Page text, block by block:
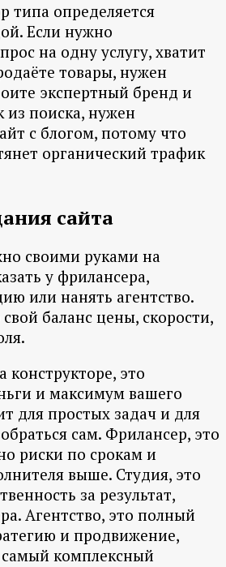
типа определяется
Если нужно
на одну услугу, хватит
товары, нужен
экспертный бренд и
из поиска, нужен
с блогом, потому что
органический трафик
сайта
своими руками на
у фрилансера,
или нанять агентство.
баланс цены, скорости,
это
и максимум вашего
для простых задач и для
сам. Фрилансер, это
риски по срокам и
выше. Студия, это
за результат,
Агентство, это полный
и продвижение,
комплексный